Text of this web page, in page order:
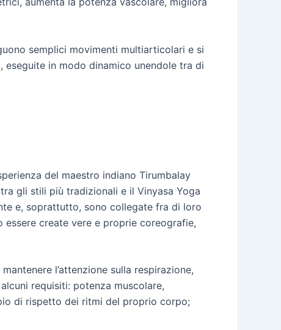
semplici movimenti multiarticolari e si
eseguite in modo dinamico unendole tra di
del maestro indiano Tirumbalay
gli stili più tradizionali e il Vinyasa Yoga
e, soprattutto, sono collegate fra di loro
essere create vere e proprie coreografie,
l’attenzione sulla respirazione,
requisiti: potenza muscolare,
di rispetto dei ritmi del proprio corpo;